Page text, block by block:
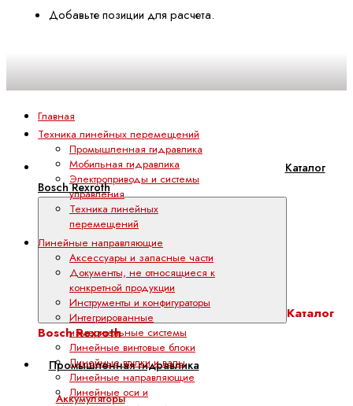
Добавьте позиции для расчета.
Каталог
Bosch Rexroth
Каталог
Bosch Rexroth
Промышленная гидравлика
Аккумуляторы
Главная
Техника линейных перемещений
Промышленная гидравлика
Мобильная гидравлика
Электроприводы и системы
управления
Техника линейных
перемещений
Линейные направляющие
Аксессуары и запасные части
Документы, не относящиеся к
конкретной продукции
Инструменты и конфигураторы
Интегрированные
измерительные системы
Линейные винтовые блоки
Линейные втулки и валы
Линейные направляющие
Линейные оси и